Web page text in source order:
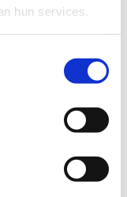
hun services.